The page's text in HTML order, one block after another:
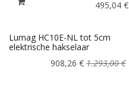
495,04€
Lumag HC10E-NL tot 5cm
elektrische hakselaar
908,26 € 1.293,00€